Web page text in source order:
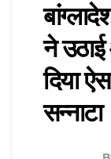
ने
दिया
सन्नाटा